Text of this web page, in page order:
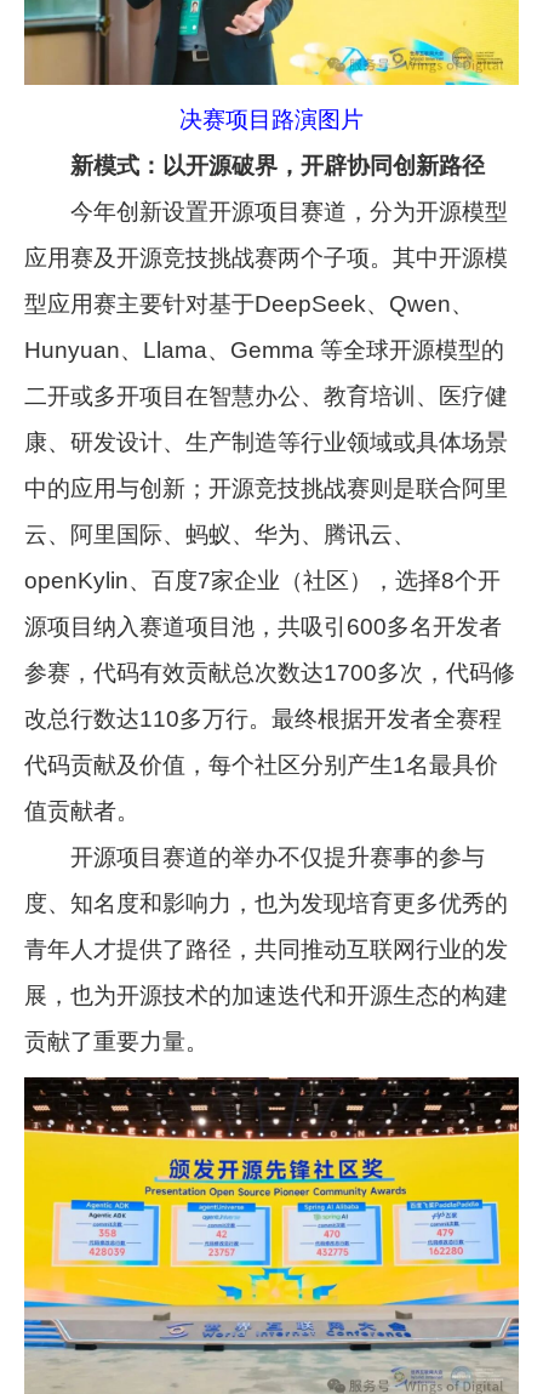
决赛项目路演图片
新模式：以开源破界，开辟协同创新路径
今年创新设置开源项目赛道，分为开源模型
应用赛及开源竞技挑战赛两个子项。其中开源模
型应用赛主要针对基于DeepSeek、Qwen、
Hunyuan、Llama、Gemma 等全球开源模型的
二开或多开项目在智慧办公、教育培训、医疗健
康、研发设计、生产制造等行业领域或具体场景
中的应用与创新；开源竞技挑战赛则是联合阿里
云、阿里国际、蚂蚁、华为、腾讯云、
openKylin、百度7家企业（社区），选择8个开
源项目纳入赛道项目池，共吸引600多名开发者
参赛，代码有效贡献总次数达1700多次，代码修
改总行数达110多万行。最终根据开发者全赛程
代码贡献及价值，每个社区分别产生1名最具价
值贡献者。
开源项目赛道的举办不仅提升赛事的参与
度、知名度和影响力，也为发现培育更多优秀的
青年人才提供了路径，共同推动互联网行业的发
展，也为开源技术的加速迭代和开源生态的构建
贡献了重要力量。